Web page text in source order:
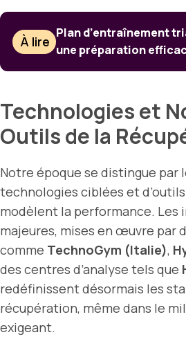
À lire
Plan d’entraînement
une préparation
Technologies et
Outils de la
Notre époque se distingue par
technologies ciblées et
modèlent la performance. Les
majeures, mises en œuvre par
comme TechnoGym (Italie),
des centres d’analyse tels que
redéfinissent désormais les
récupération, même dans le
exigeant.